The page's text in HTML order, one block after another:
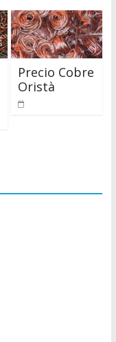
Precio Cobre
Oristà